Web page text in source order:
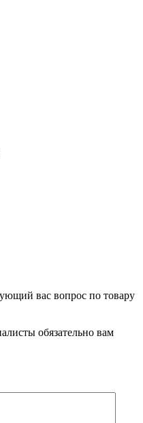
вас вопрос по товару
обязательно вам